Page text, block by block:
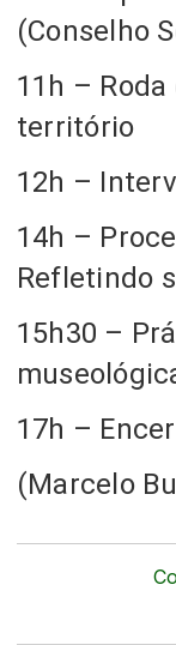
(Conselho
11h –
território
12h –
14h –
Refletindo
15h30 –
17h –
(Marcelo